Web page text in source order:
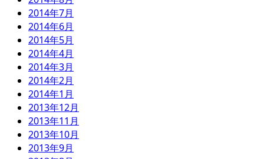
2014年7月
2014年6月
2014年5月
2014年4月
2014年3月
2014年2月
2014年1月
2013年12月
2013年11月
2013年10月
2013年9月